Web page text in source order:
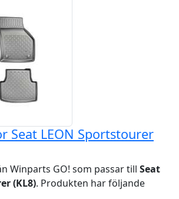
Seat LEON Sportstourer
Winparts GO! som passar till Seat
(KL8). Produkten har följande